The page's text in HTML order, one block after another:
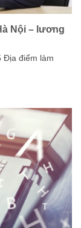
Nội – lương
Địa điểm làm